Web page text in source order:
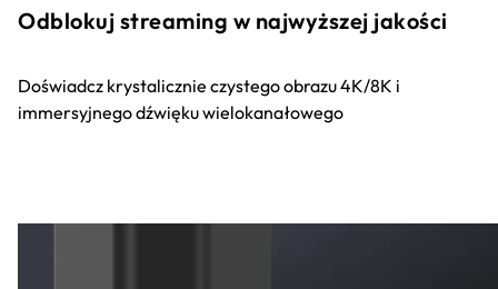
Odblokuj streaming w najwyższej jakości
Doświadcz krystalicznie czystego obrazu 4K/8K i
immersyjnego dźwięku wielokanałowego